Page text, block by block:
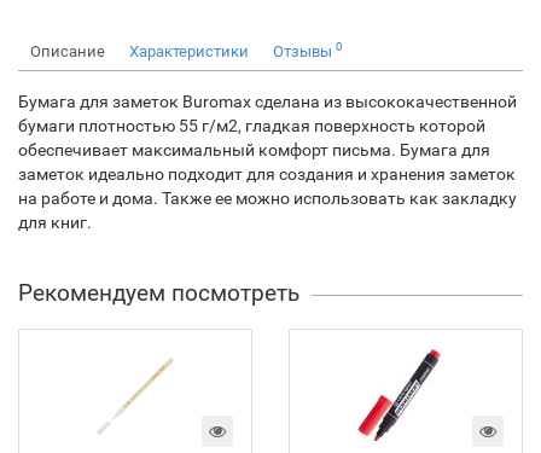
Описание Характеристики Отзывы 0
Бумага для заметок Buromax сделана из высококачественной
бумаги плотностью 55 г/м2, гладкая поверхность которой
обеспечивает максимальный комфорт письма. Бумага для
заметок идеально подходит для создания и хранения заметок
на работе и дома. Также ее можно использовать как закладку
для книг.
Рекомендуем посмотреть